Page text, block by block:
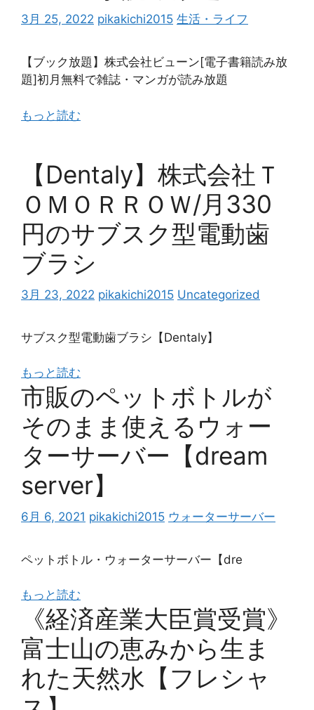
3月 25, 2022 pikakichi2015 生活・ライフ
【ブック放題】株式会社ビューン[電子書籍読み放
題]初月無料で雑誌・マンガが読み放題
もっと読む
【Dentaly】株式会社Ｔ
ＯＭＯＲＲＯＷ/月330
円のサブスク型電動歯
ブラシ
3月 23, 2022 pikakichi2015 Uncategorized
サブスク型電動歯ブラシ【Dentaly】
もっと読む
市販のペットボトルが
そのまま使えるウォー
ターサーバー【dream
server】
6月 6, 2021 pikakichi2015 ウォーターサーバー
ペットボトル・ウォーターサーバー【dre
もっと読む
《経済産業大臣賞受賞》
富士山の恵みから生ま
れた天然水【フレシャ